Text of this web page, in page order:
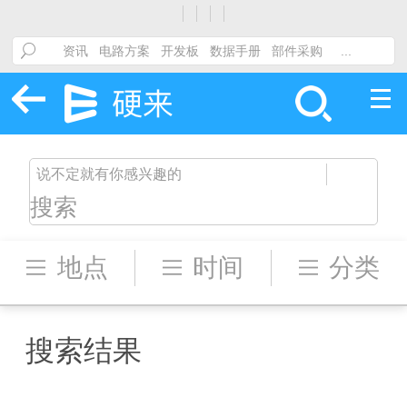
搜索
地点 时间 分类
搜索结果